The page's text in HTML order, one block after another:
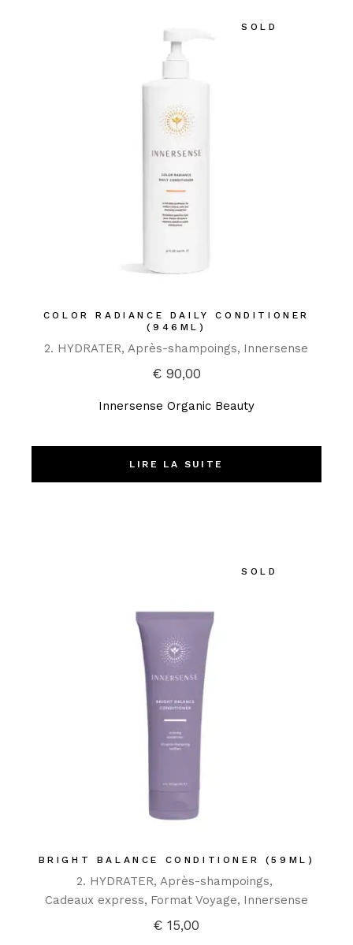
SOLD
COLOR RADIANCE DAILY CONDITIONER
(946ML)
2. HYDRATER Après-shampoings Innersense
€90,00
Innersense Organic Beauty
LIRE LA SUITE
SOLD
BRIGHT BALANCE CONDITIONER (59ML)
2. HYDRATER Après-shampoings
Cadeaux express Format Voyage Innersense
€ 15,00